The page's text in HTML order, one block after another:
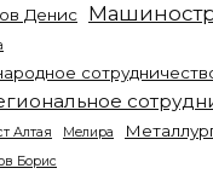
Денис
Алтая Мелира
Борис